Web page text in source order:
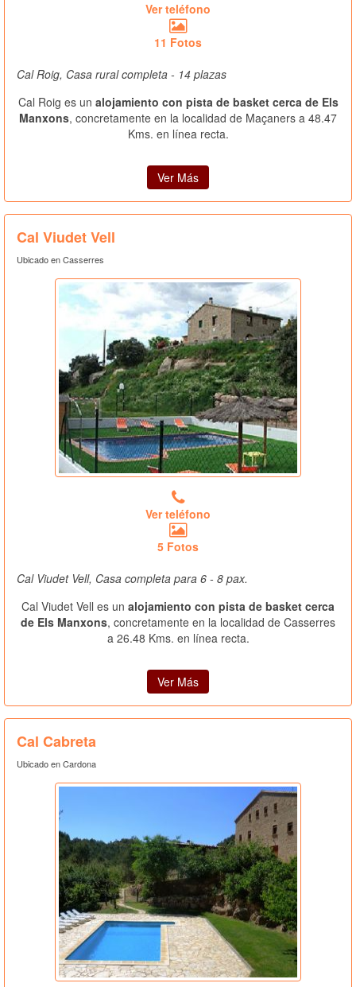
Ver teléfono
11 Fotos
Cal Roig, Casa rural completa - 14 plazas
Cal Roig es un alojamiento con pista de basket cerca de Els
Manxons, concretamente en la localidad de Maçaners a 48.47
Kms. en línea recta.
Ver Más
Cal Viudet Vell
Ubicado en Casserres
Ver teléfono
5 Fotos
Cal Viudet Vell, Casa completa para 6 - 8 pax.
Cal Viudet Vell es un alojamiento con pista de basket cerca
de Els Manxons, concretamente en la localidad de Casserres
a 26.48 Kms. en línea recta.
Ver Más
Cal Cabreta
Ubicado en Cardona